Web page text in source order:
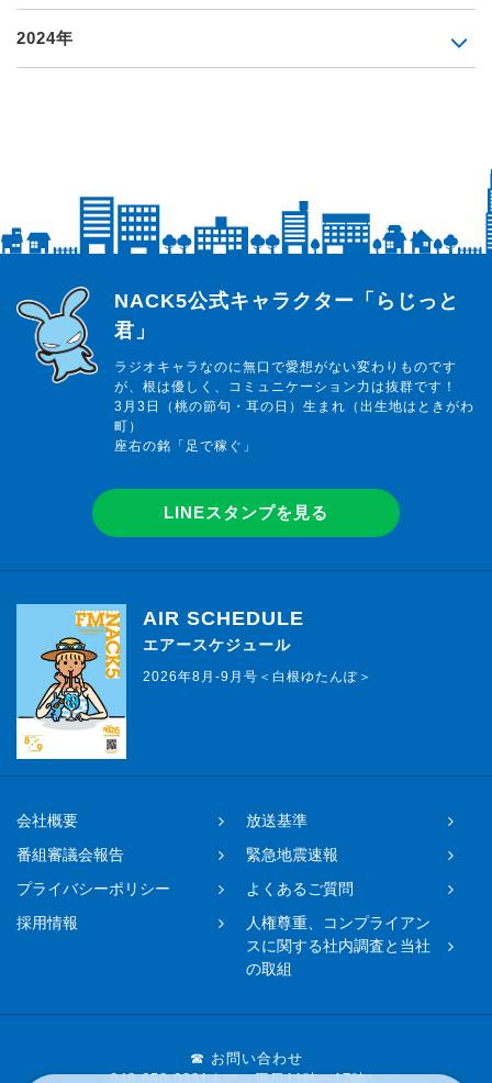
2024年
らじっと君
NACK5公式キャラクター「らじっと
君」
ラジオキャラなのに無口で愛想がない変わりものです
が、根は優しく、コミュニケーション力は抜群です！
3月3日（桃の節句・耳の日）生まれ（出生地はときがわ
町）
座右の銘「足で稼ぐ」
LINEスタンプを見る
AIR SCHEDULE
エアースケジュール
2026年8月-9月号＜白根ゆたんぽ＞
会社概要
放送基準
番組審議会報告
緊急地震速報
プライバシーポリシー
よくあるご質問
採用情報
人権尊重、コンプライアン
スに関する社内調査と当社
の取組
☎ お問い合わせ
048-650-0331まで（平日11時〜17時）